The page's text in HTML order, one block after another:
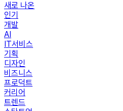
새로 나온
인기
개발
AI
IT서비스
기획
디자인
비즈니스
프로덕트
커리어
트렌드